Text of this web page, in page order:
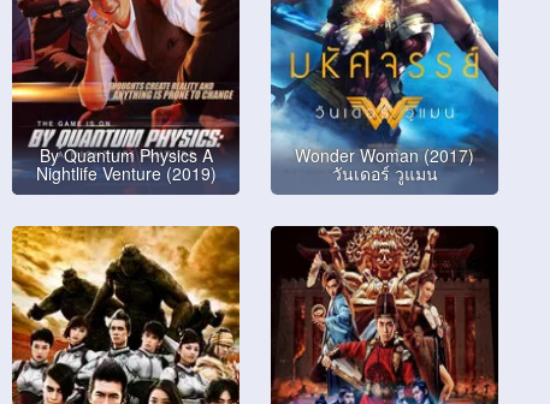
By Quantum Physics A
Nightlife Venture (2019)
Wonder Woman (2017)
วันเดอร์ วูแมน